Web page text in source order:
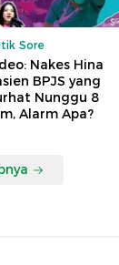
Sore
Nakes Hina
BPJS yang
Nunggu 8
Alarm Apa?